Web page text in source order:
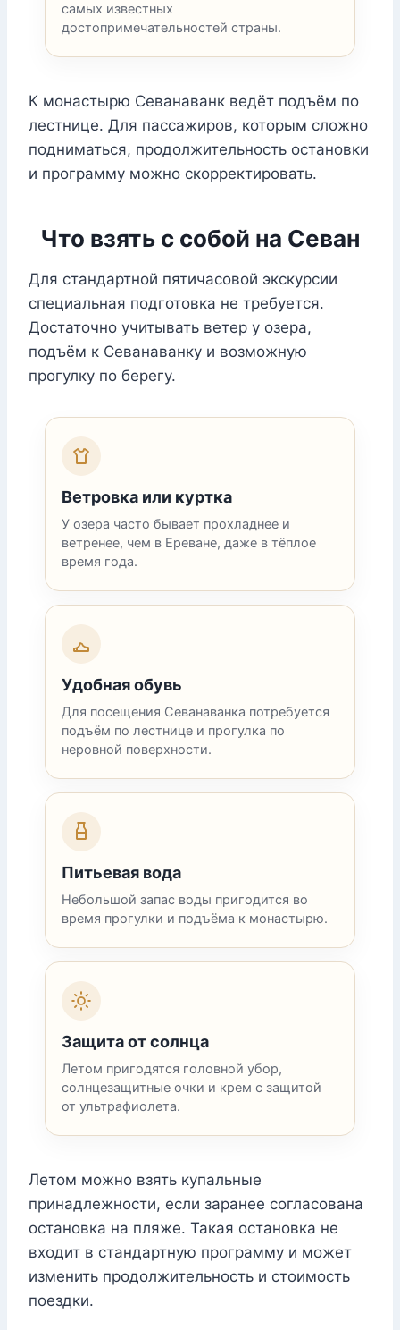
самых известных
достопримечательностей страны.
К монастырю Севанаванк ведёт подъём по
лестнице. Для пассажиров, которым сложно
подниматься, продолжительность остановки
и программу можно скорректировать.
Что взять с собой на Севан
Для стандартной пятичасовой экскурсии
специальная подготовка не требуется.
Достаточно учитывать ветер у озера,
подъём к Севанаванку и возможную
прогулку по берегу.
Ветровка или куртка
У озера часто бывает прохладнее и
ветренее, чем в Ереване, даже в тёплое
время года.
Удобная обувь
Для посещения Севанаванка потребуется
подъём по лестнице и прогулка по
неровной поверхности.
Питьевая вода
Небольшой запас воды пригодится во
время прогулки и подъёма к монастырю.
Защита от солнца
Летом пригодятся головной убор,
солнцезащитные очки и крем с защитой
от ультрафиолета.
Летом можно взять купальные
принадлежности, если заранее согласована
остановка на пляже. Такая остановка не
входит в стандартную программу и может
изменить продолжительность и стоимость
поездки.